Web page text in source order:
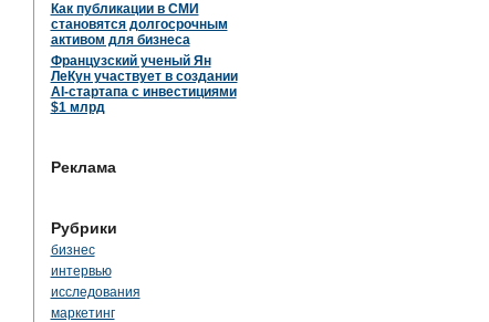
Как публикации в СМИ
становятся долгосрочным
активом для бизнеса
Французский ученый Ян
ЛеКун участвует в создании
AI-стартапа с инвестициями
$1 млрд
Реклама
Рубрики
бизнес
интервью
исследования
маркетинг